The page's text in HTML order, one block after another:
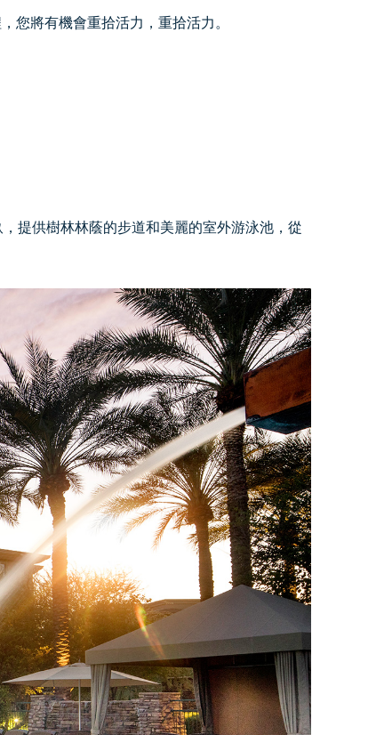
您將有機會重拾活力，重拾活力。
提供樹林林蔭的步道和美麗的室外游泳池，從